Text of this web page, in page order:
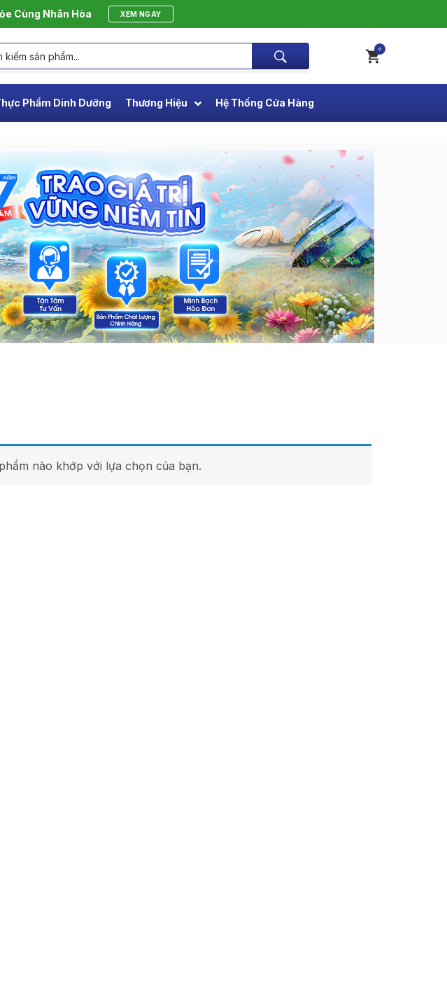
Cùng Nhân Hòa XEM NGAY
0
Phẩm Dinh Dưỡng Thương Hiệu Hệ Thống Cửa Hàng
nào khớp với lựa chọn của bạn.